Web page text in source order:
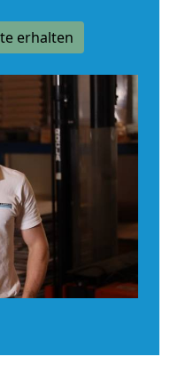
erhalten